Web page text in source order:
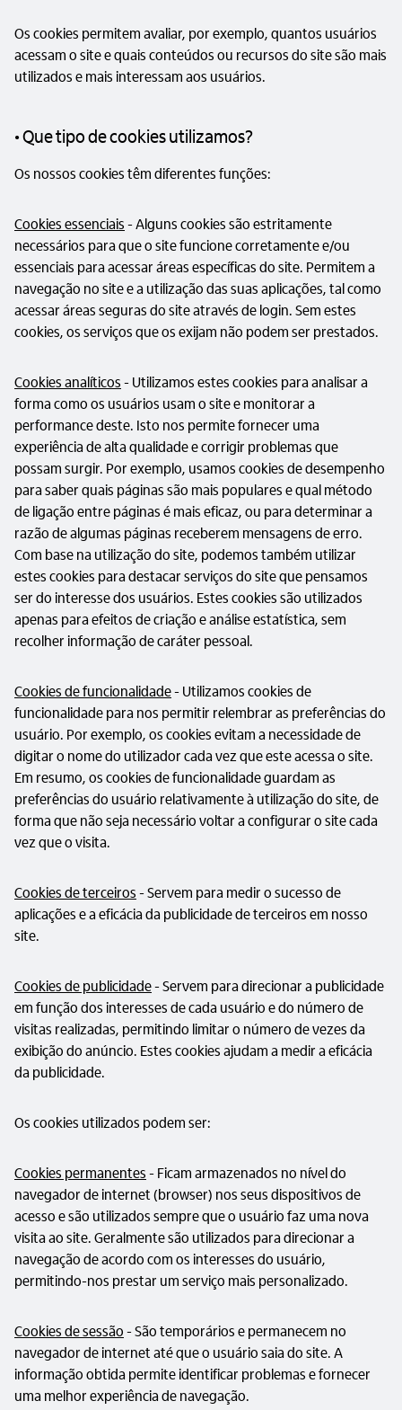
Os cookies permitem avaliar, por exemplo, quantos usuários
acessam o site e quais conteúdos ou recursos do site são mais
utilizados e mais interessam aos usuários.
• Que tipo de cookies utilizamos?
Os nossos cookies têm diferentes funções:
Cookies essenciais- Alguns cookies são estritamente
necessários para que o site funcione corretamente e/ou
essenciais para acessar áreas específicas do site. Permitem a
navegação no site e a utilização das suas aplicações, tal como
acessar áreas seguras do site através de login. Sem estes
cookies, os serviços que os exijam não podem ser prestados.
Cookies analíticos- Utilizamos estes cookies para analisar a
forma como os usuários usam o site e monitorar a
performance deste. Isto nos permite fornecer uma
experiência de alta qualidade e corrigir problemas que
possam surgir. Por exemplo, usamos cookies de desempenho
para saber quais páginas são mais populares e qual método
de ligação entre páginas é mais eficaz, ou para determinar a
razão de algumas páginas receberem mensagens de erro.
Com base na utilização do site, podemos também utilizar
estes cookies para destacar serviços do site que pensamos
ser do interesse dos usuários. Estes cookies são utilizados
apenas para efeitos de criação e análise estatística, sem
recolher informação de caráter pessoal.
Cookies de funcionalidade- Utilizamos cookies de
funcionalidade para nos permitir relembrar as preferências do
usuário. Por exemplo, os cookies evitam a necessidade de
digitar o nome do utilizador cada vez que este acessa o site.
Em resumo, os cookies de funcionalidade guardam as
preferências do usuário relativamente à utilização do site, de
forma que não seja necessário voltar a configurar o site cada
vez que o visita.
Cookies de terceiros- Servem para medir o sucesso de
aplicações e a eficácia da publicidade de terceiros em nosso
site.
Cookies de publicidade- Servem para direcionar a publicidade
em função dos interesses de cada usuário e do número de
visitas realizadas, permitindo limitar o número de vezes da
exibição do anúncio. Estes cookies ajudam a medir a eficácia
da publicidade.
Os cookies utilizados podem ser:
Cookies permanentes- Ficam armazenados no nível do
navegador de internet (browser) nos seus dispositivos de
acesso e são utilizados sempre que o usuário faz uma nova
visita ao site. Geralmente são utilizados para direcionar a
navegação de acordo com os interesses do usuário,
permitindo-nos prestar um serviço mais personalizado.
Cookies de sessão- São temporários e permanecem no
navegador de internet até que o usuário saia do site. A
informação obtida permite identificar problemas e fornecer
uma melhor experiência de navegação.